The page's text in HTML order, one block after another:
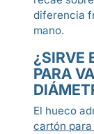
diferencia
mano.
¿SIRVE
PARA
El hueco
cartón